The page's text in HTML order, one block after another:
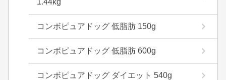
1.44kg
コンボピュアドッグ 低脂肪 150g
コンボピュアドッグ 低脂肪 600g
コンボピュアドッグ ダイエット 540g